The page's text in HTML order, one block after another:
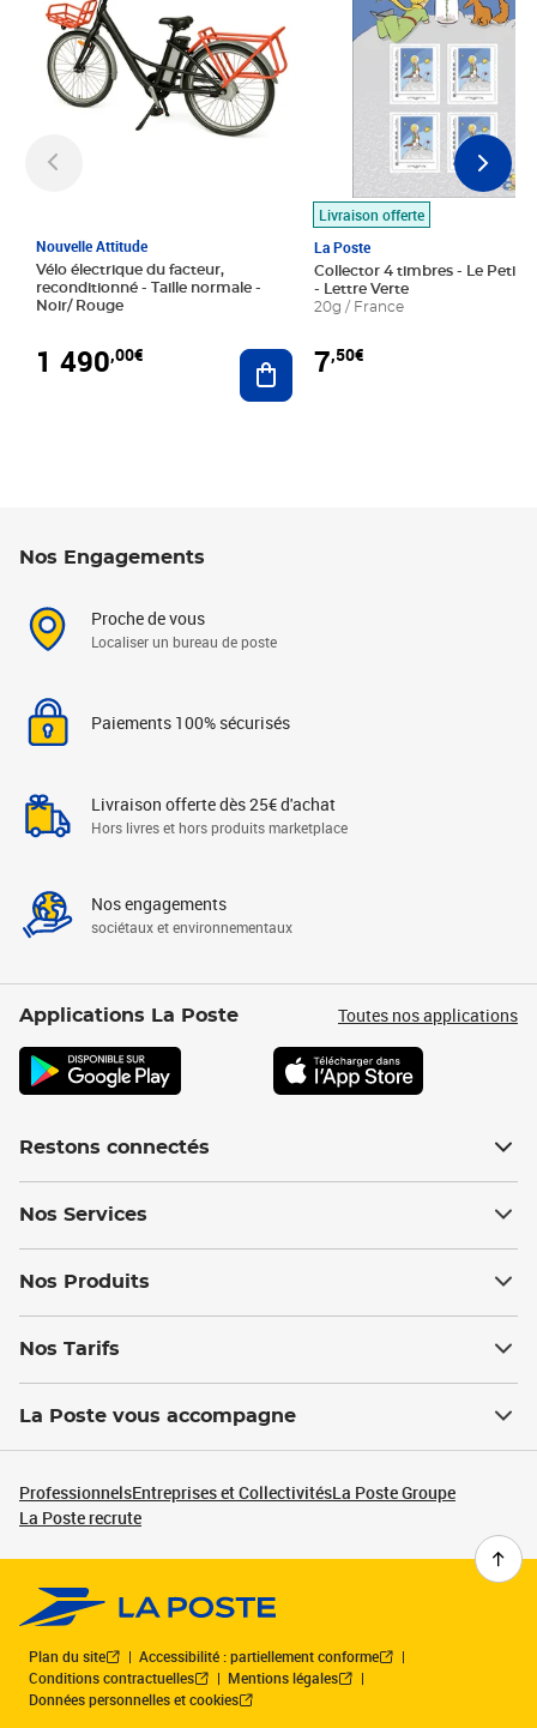
Nouvelle Attitude
Vélo électrique du facteur,
reconditionné - Taille normale -
Noir/ Rouge
1 490,00€ Ajouter au panier
Livraison offerte
La Poste
Collector 4 timbres - Le Petit
- Lettre Verte
20g / France
7,50€
Nos Engagements
Proche de vous
Localiser un bureau de poste
Paiements 100% sécurisés
Livraison offerte dès 25€ d'achat
Hors livres et hors produits marketplace
Nos engagements
sociétaux et environnementaux
Applications La Poste Toutes nos applications
Restons connectés
Nos Services
Nos Produits
Nos Tarifs
La Poste vous accompagne
ProfessionnelsEntreprises et CollectivitésLa Poste Groupe
La Poste recrute
Plan du site
Accessibilité : partiellement conforme
Conditions contractuelles
Mentions légales
Données personnelles et cookies